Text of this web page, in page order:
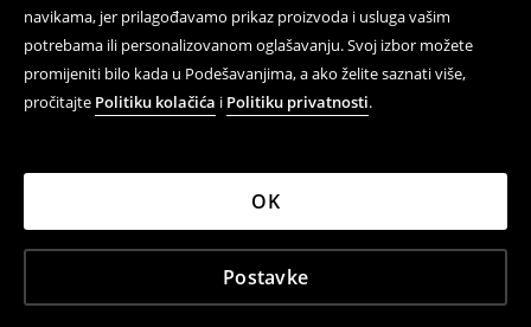
navikama, jer prilagođavamo prikaz proizvoda i usluga vašim
potrebama ili personalizovanom oglašavanju. Svoj izbor možete
promijeniti bilo kada u Podešavanjima, a ako želite saznati više,
pročitajte Politiku kolačića i Politiku privatnosti.
Postavke
OK